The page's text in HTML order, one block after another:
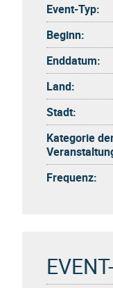
Event-Typ:
Beginn:
Enddatum:
Land:
Stadt:
Kategorie
Frequenz: